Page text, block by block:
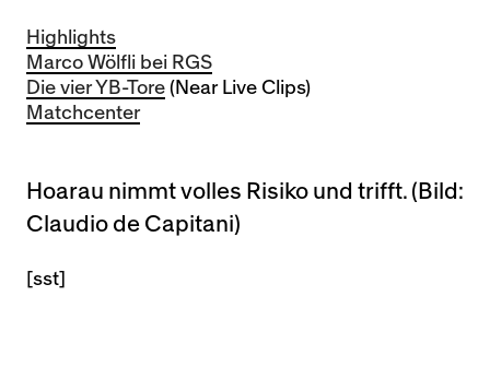
Highlights
Marco Wölfli bei RGS
Die vier YB-Tore (Near Live Clips)
Matchcenter
Hoarau nimmt volles Risiko und trifft. (Bild:
Claudio de Capitani)
[sst]